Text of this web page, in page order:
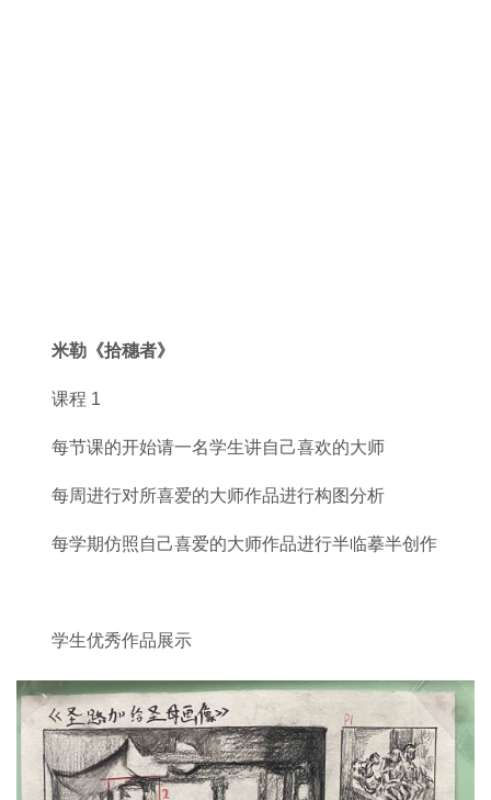
米勒《拾穗者》
课程 1
每节课的开始请一名学生讲自己喜欢的大师
每周进行对所喜爱的大师作品进行构图分析
每学期仿照自己喜爱的大师作品进行半临摹半创作
学生优秀作品展示